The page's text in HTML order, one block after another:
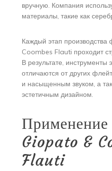
вручную. Компания
материалы, такие как
Каждый этап
Coombes Flauti проходит
В результате, инструменты
отличаются от других
и насыщенным звуком, а
эстетичным дизайном.
Giopato &
Flauti